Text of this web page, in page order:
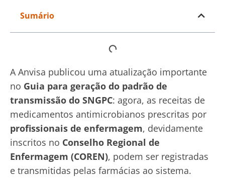
Sumário
A Anvisa publicou uma atualização importante
no Guia para geração do padrão de
transmissão do SNGPC: agora, as receitas de
medicamentos antimicrobianos prescritas por
profissionais de enfermagem, devidamente
inscritos no Conselho Regional de
Enfermagem (COREN), podem ser registradas
e transmitidas pelas farmácias ao sistema.